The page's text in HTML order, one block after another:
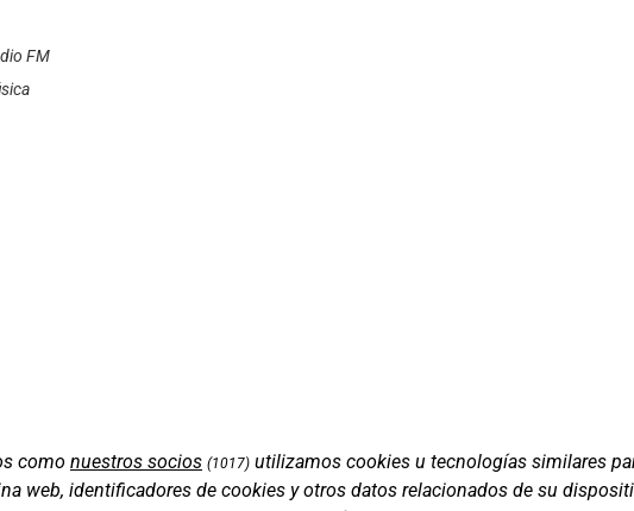
FM
como nuestros socios (1017) utilizamos cookies u tecnologías similares
web, identificadores de cookies y otros datos relacionados de su